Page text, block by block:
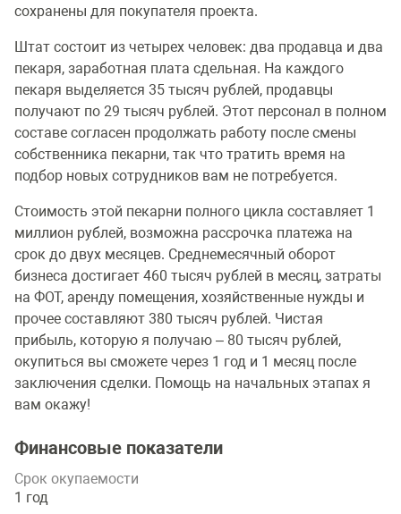
сохранены для покупателя проекта.
Штат состоит из четырех человек: два продавца и два
пекаря, заработная плата сдельная. На каждого
пекаря выделяется 35 тысяч рублей, продавцы
получают по 29 тысяч рублей. Этот персонал в полном
составе согласен продолжать работу после смены
собственника пекарни, так что тратить время на
подбор новых сотрудников вам не потребуется.
Стоимость этой пекарни полного цикла составляет 1
миллион рублей, возможна рассрочка платежа на
срок до двух месяцев. Среднемесячный оборот
бизнеса достигает 460 тысяч рублей в месяц, затраты
на ФОТ, аренду помещения, хозяйственные нужды и
прочее составляют 380 тысяч рублей. Чистая
прибыль, которую я получаю – 80 тысяч рублей,
окупиться вы сможете через 1 год и 1 месяц после
заключения сделки. Помощь на начальных этапах я
вам окажу!
Финансовые показатели
Срок окупаемости
1 год